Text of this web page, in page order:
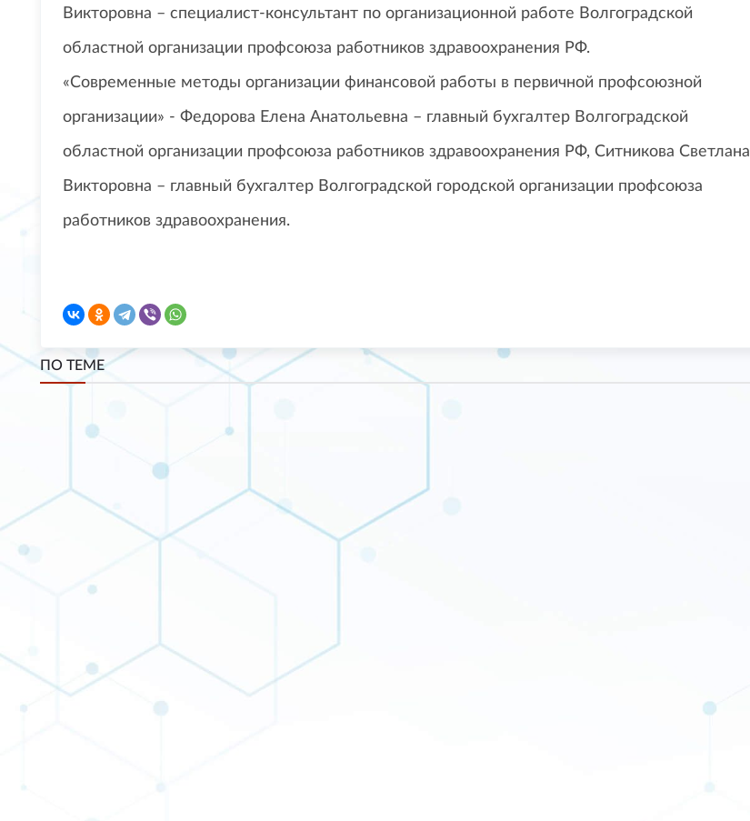
Викторовна – специалист-консультант по организационной работе Волгоградской
областной организации профсоюза работников здравоохранения РФ.
«Современные методы организации финансовой работы в первичной профсоюзной
организации» - Федорова Елена Анатольевна – главный бухгалтер Волгоградской
областной организации профсоюза работников здравоохранения РФ, Ситникова Светлана
Викторовна – главный бухгалтер Волгоградской городской организации профсоюза
работников здравоохранения.
ПО ТЕМЕ